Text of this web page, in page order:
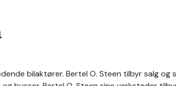
bilaktører. Bertel O. Steen tilbyr salg og